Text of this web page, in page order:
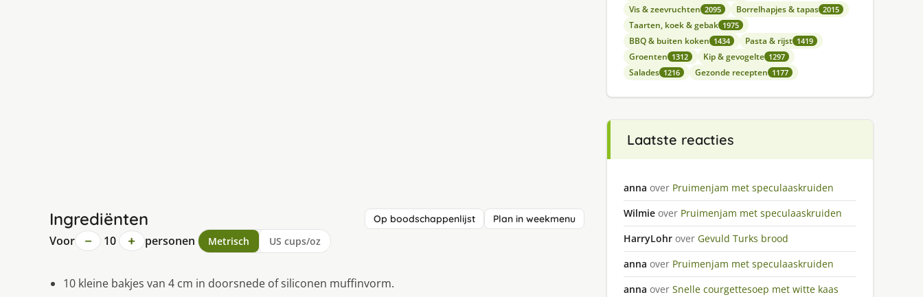
Ingrediënten Op boodschappenlijst Plan in weekmenu
Voor − 10 + personen Metrisch US cups/oz
10 kleine bakjes van 4 cm in doorsnede of siliconen muffinvorm.
Vis & zeevruchten 2095 Borrelhapjes & tapas 2015
Taarten, koek & gebak 1975
BBQ & buiten koken 1434 Pasta & rijst 1419
Groenten 1312 Kip & gevogelte 1297
Salades 1216 Gezonde recepten 1177
Laatste reacties
anna over Pruimenjam met speculaaskruiden
Wilmie over Pruimenjam met speculaaskruiden
HarryLohr over Gevuld Turks brood
anna over Pruimenjam met speculaaskruiden
anna over Snelle courgettesoep met witte kaas